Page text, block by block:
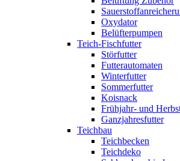
Oxydator
Belüfterpumpen
Teich-Fischfutter
Störfutter
Futterautomaten
Winterfutter
Sommerfutter
Koisnack
Frühjahr- und
Ganzjahresfutter
Teichbau
Teichbecken
Teichdeko